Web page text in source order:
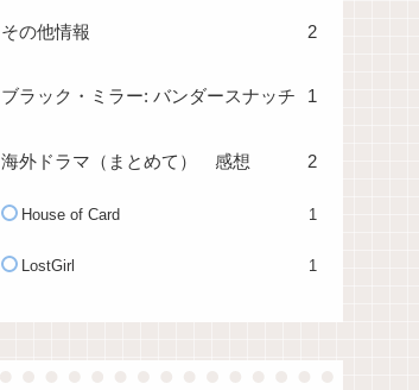
その他情報 2
ブラック・ミラー: バンダースナッチ 1
海外ドラマ（まとめて） 感想 2
House of Card 1
LostGirl 1